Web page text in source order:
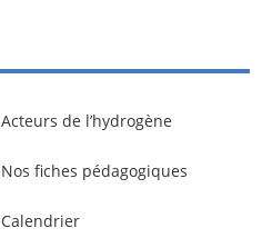
Acteurs de l’hydrogène
Nos fiches pédagogiques
Calendrier